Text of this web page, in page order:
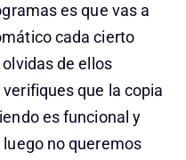
es que vas a
cada cierto
de ellos
que la copia
es funcional y
no queremos